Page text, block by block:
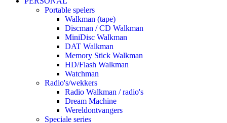
Portable spelers
Walkman (tape)
Discman / CD Walkman
MiniDisc Walkman
DAT Walkman
Memory Stick Walkman
HD/Flash Walkman
Watchman
Radio's/wekkers
Radio Walkman / radio's
Dream Machine
Wereldontvangers
Speciale series